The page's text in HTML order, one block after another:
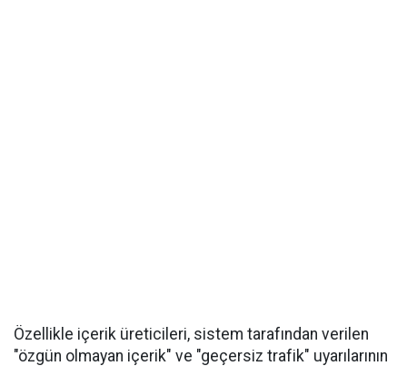
Özellikle içerik üreticileri, sistem tarafından verilen
"özgün olmayan içerik" ve "geçersiz trafik" uyarılarının